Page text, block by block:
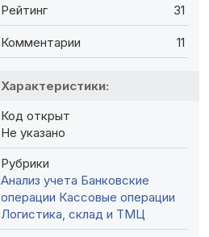
Рейтинг 31
Комментарии 11
Характеристики:
Код открыт
Не указано
Рубрики
Анализ учета Банковские
операции Кассовые операции
Логистика, склад и ТМЦ